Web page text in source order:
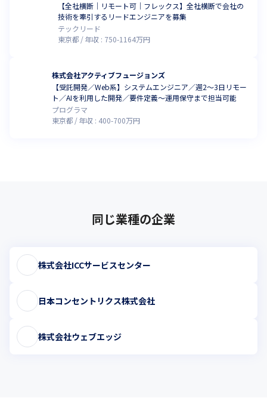
【全社横断｜リモート可｜フレックス】全社横断で会社の
技術を牽引するリードエンジニアを募集
テックリード
東京都
年収 : 750-1164万円
株式会社アクティブフュージョンズ
【受託開発／Web系】システムエンジニア／週2～3日リモー
ト／AIを利用した開発／要件定義～運用保守まで担当可能
プログラマ
東京都
年収 : 400-700万円
同じ業種の企業
株式会社ICCサービスセンター
日本コンセントリクス株式会社
株式会社ウェブエッジ